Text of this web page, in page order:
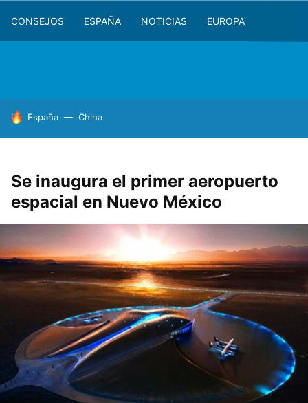
CONSEJOS ESPAÑA NOTICIAS EUROPA
HOY SE HABLA DE
España China
Se inaugura el primer aeropuerto
espacial en Nuevo México